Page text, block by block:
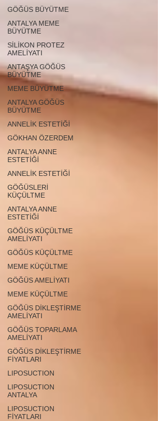
GÖĞÜS BÜYÜTME
ANTALYA MEME
BÜYÜTME
SİLİKON PROTEZ
AMELİYATI
ANTAŞYA GÖĞÜS
BÜYÜTME
MEME BÜYÜTME
ANTALYA GÖĞÜS
BÜYÜTME
ANNELİK ESTETİĞİ
GÖKHAN ÖZERDEM
ANTALYA ANNE
ESTETİĞİ
ANNELİK ESTETİĞİ
GÖĞÜSLERİ
KÜÇÜLTME
ANTALYA ANNE
ESTETİĞİ
GÖĞÜS KÜÇÜLTME
AMELİYATI
GÖĞÜS KÜÇÜLTME
MEME KÜÇÜLTME
GÖĞÜS AMELİYATI
MEME KÜÇÜLTME
GÖĞÜS DİKLEŞTİRME
AMELİYATI
GÖĞÜS TOPARLAMA
AMELİYATI
GÖĞÜS DİKLEŞTİRME
FİYATLARI
LIPOSUCTION
LIPOSUCTION
ANTALYA
LIPOSUCTION
FİYATLARI